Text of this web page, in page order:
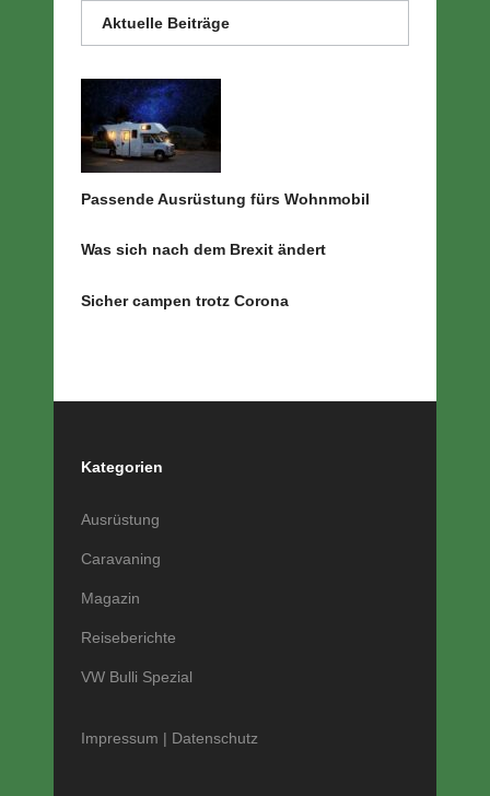
Aktuelle Beiträge
Passende Ausrüstung fürs Wohnmobil
Was sich nach dem Brexit ändert
Sicher campen trotz Corona
Kategorien
Ausrüstung
Caravaning
Magazin
Reiseberichte
VW Bulli Spezial
Impressum | Datenschutz